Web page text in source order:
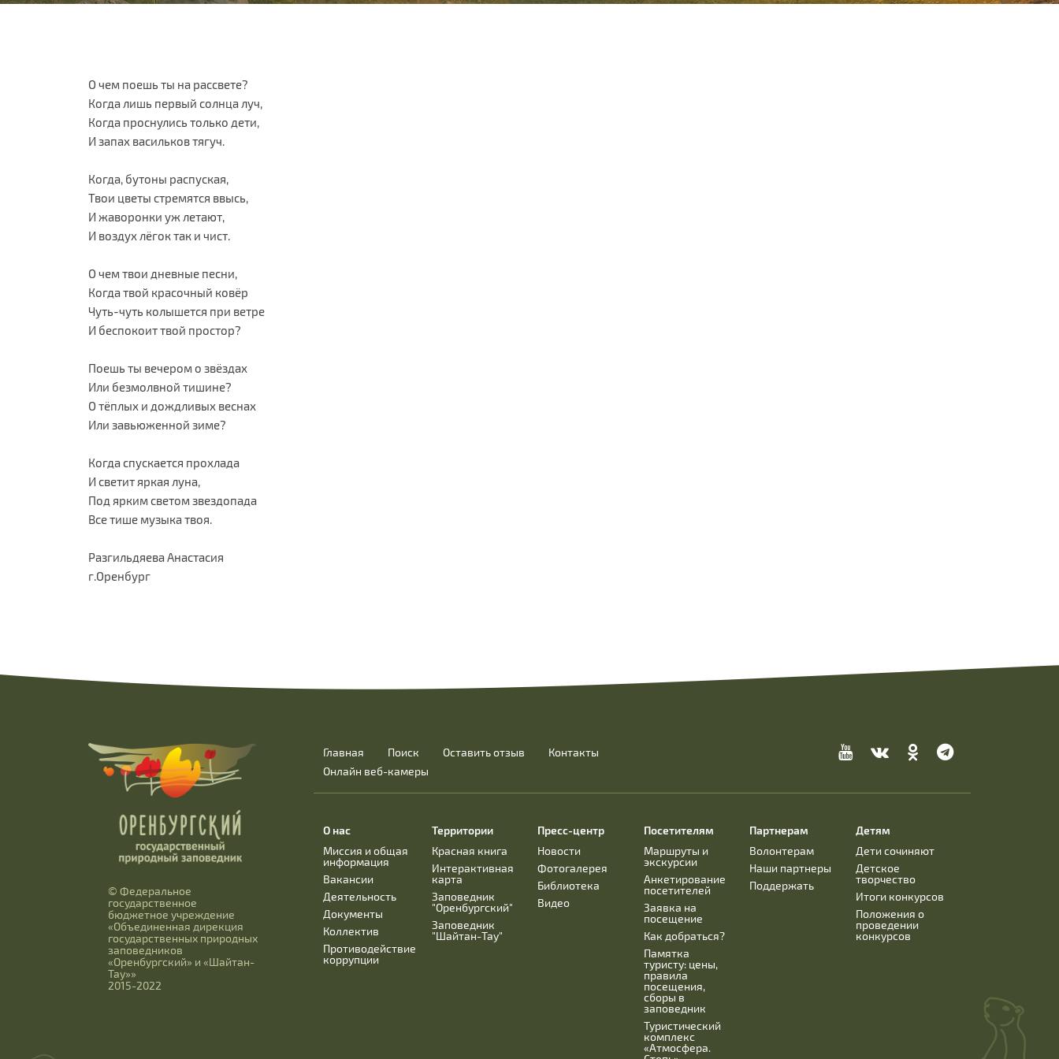
О чем поешь ты на рассвете?
Когда лишь первый солнца луч,
Когда проснулись только дети,
И запах васильков тягуч.
Когда, бутоны распуская,
Твои цветы стремятся ввысь,
И жаворонки уж летают,
И воздух лёгок так и чист.
О чем твои дневные песни,
Когда твой красочный ковёр
Чуть-чуть колышется при ветре
И беспокоит твой простор?
Поешь ты вечером о звёздах
Или безмолвной тишине?
О тёплых и дождливых веснах
Или завьюженной зиме?
Когда спускается прохлада
И светит яркая луна,
Под ярким светом звездопада
Все тише музыка твоя.
Разгильдяева Анастасия
г.Оренбург
© Федеральное
государственное
бюджетное учреждение
«Объединенная дирекция
государственных природных
заповедников
«Оренбургский» и «Шайтан-
Тау»»
2015-2022
Главная Поиск Оставить отзыв
Контакты
Онлайн веб-камеры
О нас
Миссия и общая
информация
Вакансии
Деятельность
Документы
Коллектив
Противодействие
коррупции
Территории
Красная книга
Интерактивная
карта
Заповедник
"Оренбургский"
Заповедник
"Шайтан-Тау"
Пресс-центр
Новости
Фотогалерея
Библиотека
Видео
Посетителям
Маршруты и
экскурсии
Анкетирование
посетителей
Заявка на
посещение
Как добраться?
Памятка
туристу: цены,
правила
посещения,
сборы в
заповедник
Туристический
комплекс
«Атмосфера.
Партнерам
Волонтерам
Наши партнеры
Поддержать
Детям
Дети сочиняют
Детское
творчество
Итоги конкурсов
Положения о
проведении
конкурсов